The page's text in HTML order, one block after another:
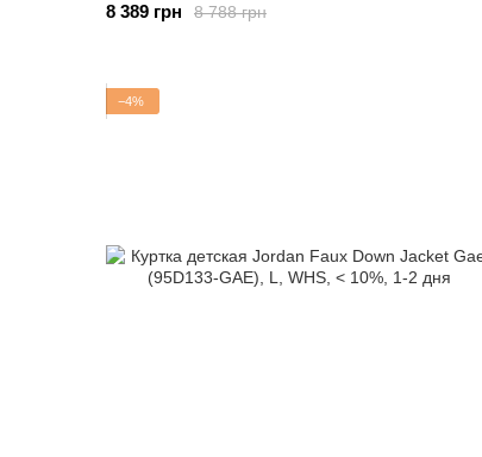
8 788 грн
8 389 грн
−4%